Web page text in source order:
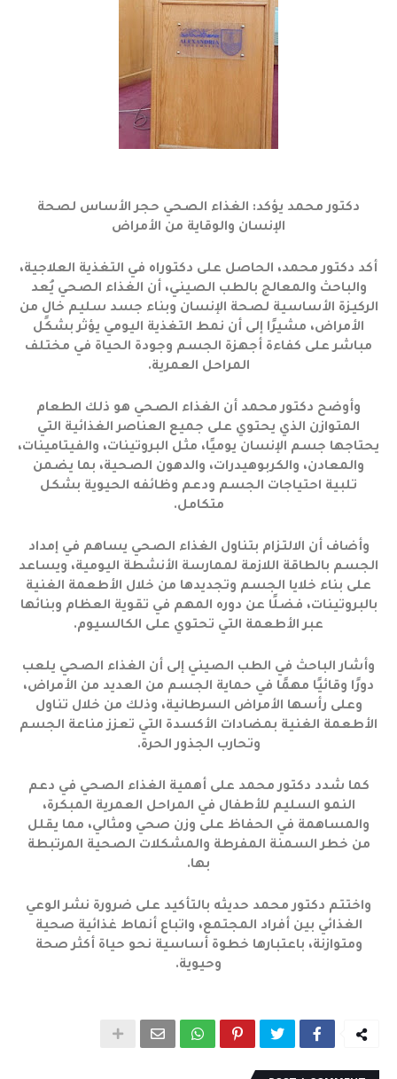
دكتور محمد يؤكد: الغذاء الصحي حجر الأساس لصحة
الإنسان والوقاية من الأمراض
أكد دكتور محمد، الحاصل على دكتوراه في التغذية العلاجية،
والباحث والمعالج بالطب الصيني، أن الغذاء الصحي يُعد
الركيزة الأساسية لصحة الإنسان وبناء جسد سليم خالٍ من
الأمراض، مشيرًا إلى أن نمط التغذية اليومي يؤثر بشكل
مباشر على كفاءة أجهزة الجسم وجودة الحياة في مختلف
المراحل العمرية.
وأوضح دكتور محمد أن الغذاء الصحي هو ذلك الطعام
المتوازن الذي يحتوي على جميع العناصر الغذائية التي
يحتاجها جسم الإنسان يوميًا، مثل البروتينات، والفيتامينات،
والمعادن، والكربوهيدرات، والدهون الصحية، بما يضمن
تلبية احتياجات الجسم ودعم وظائفه الحيوية بشكل
متكامل.
وأضاف أن الالتزام بتناول الغذاء الصحي يساهم في إمداد
الجسم بالطاقة اللازمة لممارسة الأنشطة اليومية، ويساعد
على بناء خلايا الجسم وتجديدها من خلال الأطعمة الغنية
بالبروتينات، فضلًا عن دوره المهم في تقوية العظام وبنائها
عبر الأطعمة التي تحتوي على الكالسيوم.
وأشار الباحث في الطب الصيني إلى أن الغذاء الصحي يلعب
دورًا وقائيًا مهمًا في حماية الجسم من العديد من الأمراض،
وعلى رأسها الأمراض السرطانية، وذلك من خلال تناول
الأطعمة الغنية بمضادات الأكسدة التي تعزز مناعة الجسم
وتحارب الجذور الحرة.
كما شدد دكتور محمد على أهمية الغذاء الصحي في دعم
النمو السليم للأطفال في المراحل العمرية المبكرة،
والمساهمة في الحفاظ على وزن صحي ومثالي، مما يقلل
من خطر السمنة المفرطة والمشكلات الصحية المرتبطة
بها.
واختتم دكتور محمد حديثه بالتأكيد على ضرورة نشر الوعي
الغذائي بين أفراد المجتمع، واتباع أنماط غذائية صحية
ومتوازنة، باعتبارها خطوة أساسية نحو حياة أكثر صحة
وحيوية.